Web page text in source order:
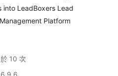
into LeadBoxers Lead
Platform
10 次